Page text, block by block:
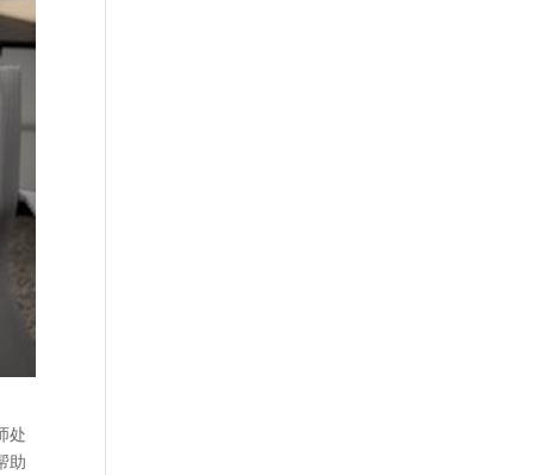
处
助